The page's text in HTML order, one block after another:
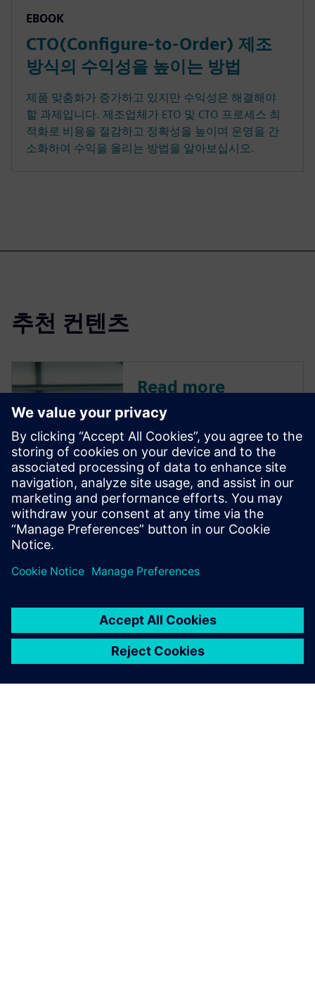
EBOOK
CTO(Configure-to-Order) 제조
방식의 수익성을 높이는 방법
제품 맞춤화가 증가하고 있지만 수익성은 해결해야
할 과제입니다. 제조업체가 ETO 및 CTO 프로세스 최
적화로 비용을 절감하고 정확성을 높이며 운영을 간
소화하여 수익을 올리는 방법을 알아보십시오.
추천 컨텐츠
Read more
This article is a conversation
with Tim Yerby, Director of
Industrial Machinery Solutions
at Siemens, and Will Haines,
Market Management Senior
Representative at Siemens
What is a bill of materials and
why is it crucial to machine...